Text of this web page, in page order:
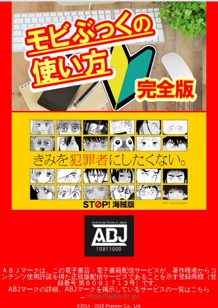
ＡＢＪマークは、この電子書店・電子書籍配信サービスが、著作権者からコ
ンテンツ使用許諾を得た正規版配信サービスであることを示す登録商標（登
録番号 第６０９１７１３号）です。
ABJマークの詳細、ABJマークを掲示しているサービスの一覧はこちら
→ https://aebs.or.jp/
©2014 - 2026Popteen Co., Ltd.